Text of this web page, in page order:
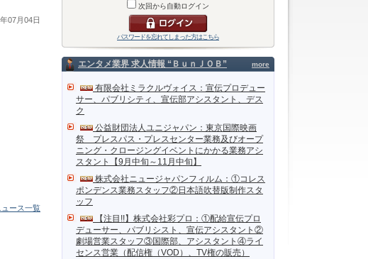
次回から自動ログイン
パスワードを忘れてしまった方はこちら
more
エンタメ業界 求人情報 “ＢｕｎＪＯＢ”
有限会社ミラクルヴォイス：宣伝プロデュー
サー、パブリシティ、宣伝部アシスタント、デス
ク
公益財団法人ユニジャパン：東京国際映画
祭 プレスパス・プレスセンター業務及びオープ
ニング・クロージングイベントにかかる業務アシ
スタント【9月中旬～11月中旬】
株式会社ニュージャパンフィルム：①コレス
ポンデンス業務スタッフ②日本語吹替版制作スタ
ッフ
【注目!!】株式会社彩プロ：①配給宣伝プロ
デューサー、パブリシスト、宣伝アシスタント②
劇場営業スタッフ③国際部、アシスタント④ライ
センス営業（配信権（VOD）、TV権の販売）
07月04日
ース一覧